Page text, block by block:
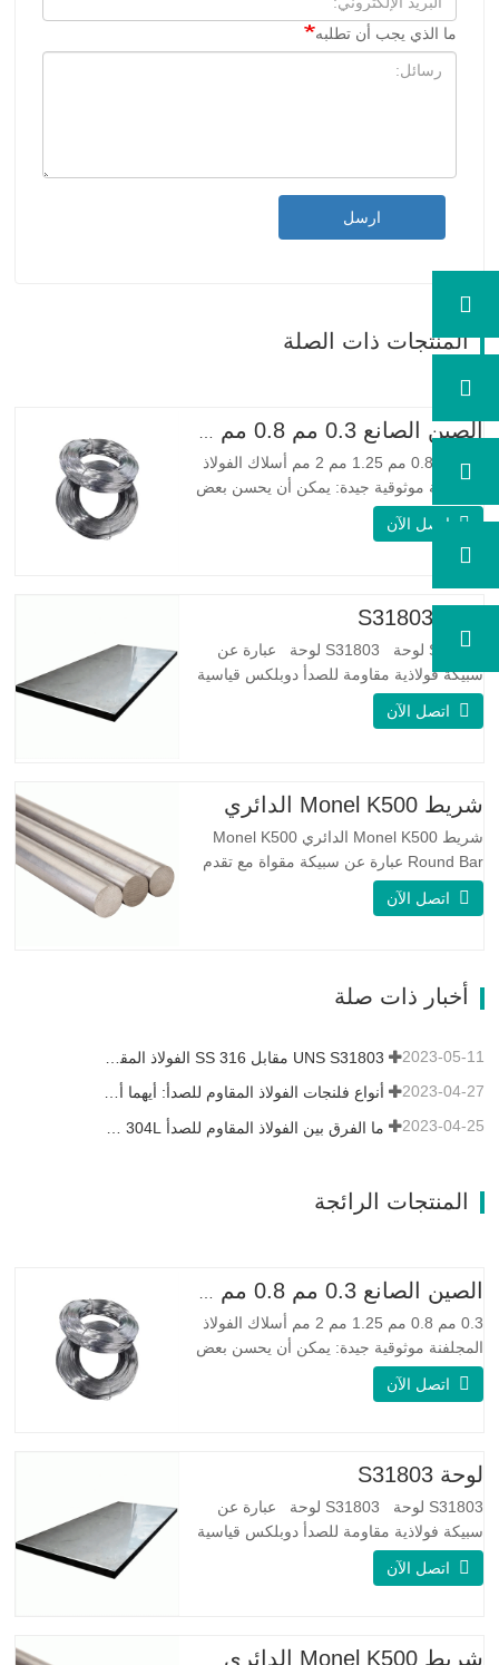
ما الذي يجب أن تطلبه
ارسل
المنتجات ذات الصلة
0.3 مم 0.8 مم 1.25 مم 2 مم أسلاك الفولاذ
المجلفنة موثوقية جيدة: يمكن أن يحسن بعض
العقد والنتوءات والصدأ على الأسلاك الفولاذية
مرونة جيدة: صلابة الفولاذ المجلفن جيدة جدًا،
والمرونة جيدة جدًا، ومناسبة جدًا لصنع الربيع
مواصفة اسم المنتج الأسلاك المجلفنة…
اتصل الآن
S31803 لوحة S31803 لوحة عبارة عن
سبيكة فولاذية مقاومة للصدأ دوبلكس قياسية
على الوجهين. لديها بنية مجهرية من
من 34 مما يشير إلى أن مقاومة…
اتصل الآن
شريط Monel K500 الدائري
شريط Monel K500 الدائري Monel K500
Round Bar عبارة عن سبيكة مقواة مع تقدم
العمر ، ويتكون تركيبتها الأساسية من عناصر
مثل النيكل والنحاس. الذي يجمع بين مقاومة
خصائص مقاومة ممتازة للتآكل. هذه الخصائص
تشبه Monel 400.…
اتصل الآن
أخبار ذات صلة
2023-05-11
أنواع فلنجات الفولاذ المقاوم للصدأ: أيهما أفضل بالنسبة لك؟ 2023-04-27
2023-04-25
المنتجات الرائجة
0.3 مم 0.8 مم 1.25 مم 2 مم أسلاك الفولاذ
المجلفنة موثوقية جيدة: يمكن أن يحسن بعض
العقد والنتوءات والصدأ على الأسلاك الفولاذية
مرونة جيدة: صلابة الفولاذ المجلفن جيدة جدًا،
اتصل الآن
لوحة S31803
S31803 لوحة S31803 لوحة عبارة عن
سبيكة فولاذية مقاومة للصدأ دوبلكس قياسية
على الوجهين. لديها بنية مجهرية من
مقاومة التآكل الجيدة. تكون قيم PREN أعلى
اتصل الآن
شريط Monel K500 الدائري